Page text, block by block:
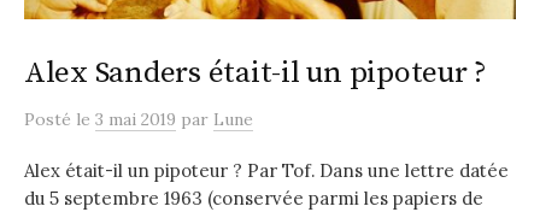
Alex Sanders était-il un pipoteur ?
Posté le 3 mai 2019 par Lune
Alex était-il un pipoteur ? Par Tof. Dans une lettre datée
du 5 septembre 1963 (conservée parmi les papiers de